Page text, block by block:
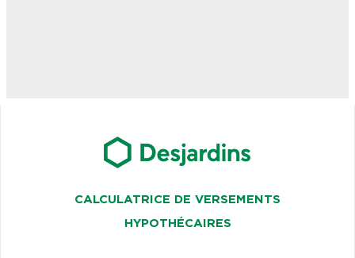
CALCULATRICE DE VERSEMENTS
HYPOTHÉCAIRES